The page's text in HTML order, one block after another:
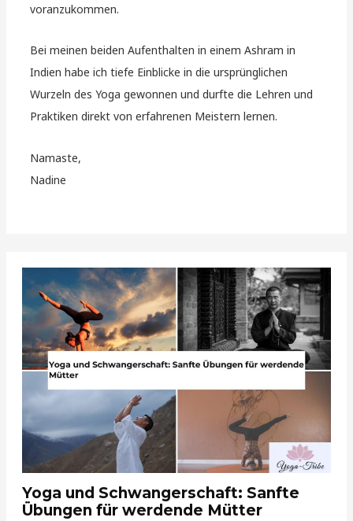
voranzukommen.
Bei meinen beiden Aufenthalten in einem Ashram in
Indien habe ich tiefe Einblicke in die ursprünglichen
Wurzeln des Yoga gewonnen und durfte die Lehren und
Praktiken direkt von erfahrenen Meistern lernen.
Namaste,
Nadine
Yoga und Schwangerschaft: Sanfte
Übungen für werdende Mütter